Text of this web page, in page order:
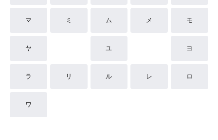
マ ミ ム メ モ
ヤ ユ ヨ
ラ リ ル レ ロ
ワ